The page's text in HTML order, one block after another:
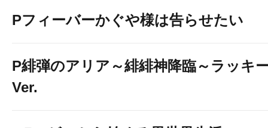
Pフィーバーかぐや様は告らせたい
P緋弾のアリア～緋緋神降臨～ラッキ
Ver.